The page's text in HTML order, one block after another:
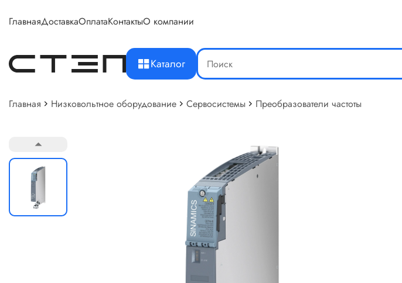
ГлавнаяДоставкаОплатаКонтактыО компании
Каталог
Главная Низковольтное оборудование Сервосистемы Преобразователи частоты